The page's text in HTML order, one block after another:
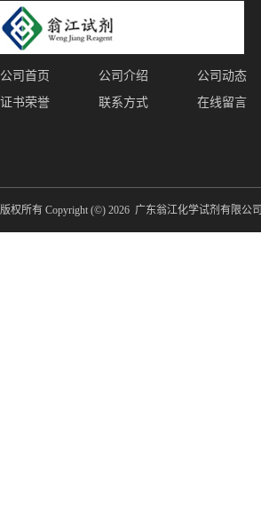
公司首页 公司介绍 公司动态
证书荣誉
联系方式 在线留言
版权所有 Copyright (©) 2026 广东翁江化学试剂有限公司